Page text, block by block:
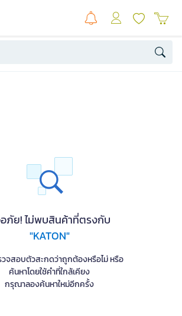
ภัย! ไม่พบสินค้าที่ตรงกับ
"KATON"
วจสอบตัวสะกดว่าถูกต้องหรือไม่ หรือ
ค้นหาโดยใช้คำที่ใกล้เคียง
กรุณาลองค้นหาใหม่อีกครั้ง